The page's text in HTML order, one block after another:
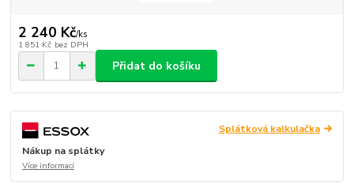
2 240 Kč/ks
1 851 Kč bez DPH
Přidat do košíku
Splátková kalkulačka
Nákup na splátky
Více informací